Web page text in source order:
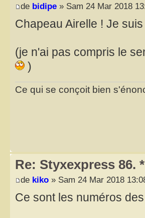
de bidipe » Sam 24 Mar 2018
Chapeau Airelle ! Je
(je n'ai pas compris le
)
Ce qui se conçoit bien
Re: Styxexpress 86. *
de kiko » Sam 24 Mar 2018
Ce sont les numéros